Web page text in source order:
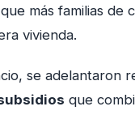
más familias de
vivienda.
se adelantaron
que